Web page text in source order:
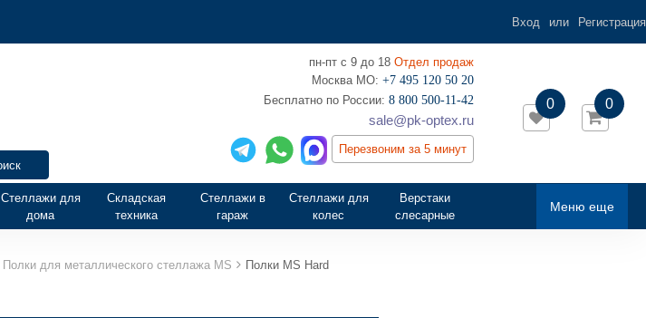
Вход или Регистрация
пн-пт с 9 до 18 Отдел продаж
Москва МО: +7 495 120 50 20
‎Бесплатно по России: 8 800 500-11-42
sale@pk-optex.ru
Перезвоним за 5 минут
0
0
Меню еще
Стеллажи для
дома
Складская
техника
Стеллажи в
гараж
Стеллажи для
колес
Верстаки
слесарные
Полки для металлического стеллажа MS Полки MS Hard